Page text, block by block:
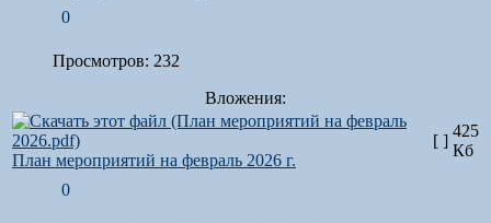
0
Просмотров: 232
Вложения:
План мероприятий на февраль 2026 г.
[ ]
425
Кб
0